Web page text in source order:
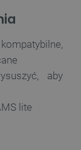
aby
lite